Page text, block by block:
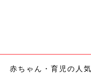
赤ちゃん・育児の人